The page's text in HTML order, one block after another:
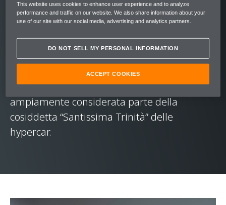
l’hanno realizzata. La McLaren P1 ha uno dei
motori ibridi più potenti montati su un’auto:
il sistema di assistenza elettrica IPAS,
sviluppato per resistere alle sfide più
impegnative di un uso intenso in pista. Il suo
design è così evoluto che la McLaren P1 è
ampiamente considerata parte della
cosiddetta “Santissima Trinità” delle
hypercar.
This website uses cookies to enhance user experience and to analyze
performance and traffic on our website. We also share information about your
use of our site with our social media, advertising and analytics partners.
DO NOT SELL MY PERSONAL INFORMATION
ACCEPT COOKIES